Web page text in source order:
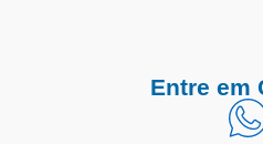
Entre em